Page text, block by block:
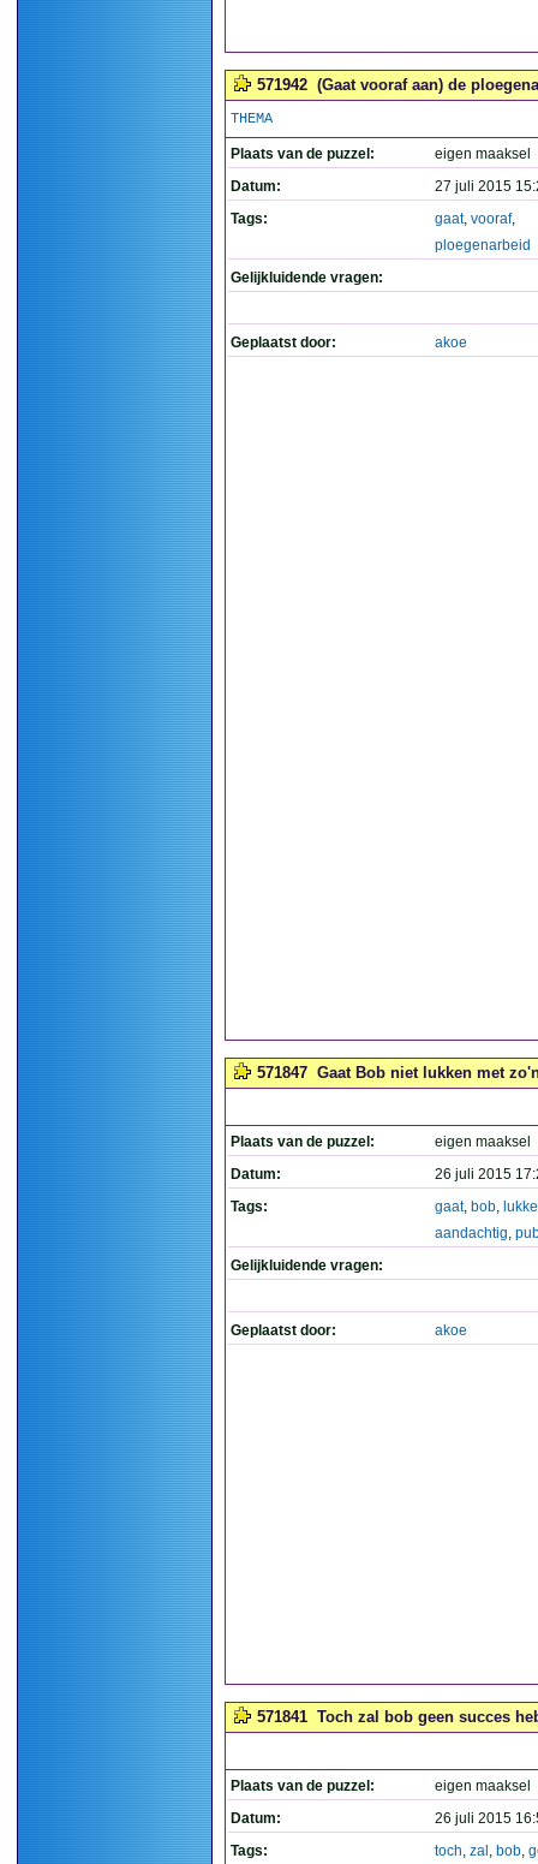
571942 (Gaat vooraf aan) de
THEMA
Plaats van de puzzel:
eigen maaksel
Datum:
27 juli 2015
Tags:
gaat, vooraf,
ploegenarbeid
Gelijkluidende vragen:
Geplaatst door: akoe
571847 Gaat Bob niet lukken met
Plaats van de puzzel:
eigen maaksel
Datum:
26 juli 2015
Tags:
gaat, bob,
aandachtig,
Gelijkluidende vragen:
Geplaatst door: akoe
571841 Toch zal bob geen succes
Plaats van de puzzel:
eigen maaksel
Datum:
26 juli 2015
Tags:
toch, zal , bob,